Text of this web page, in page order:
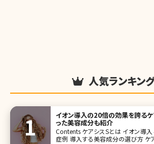
人気ランキン
イオン導入の20倍の効果を誇る
った美容成分も紹介
Contents ケアシスSとは イオン導入との違い ケアシスSの
症例 導入する美容成分の選び方 ケアシスSとはエレクトロ